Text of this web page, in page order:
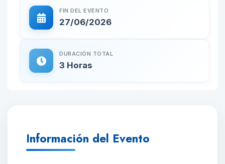
Información del Evento
FIN DEL EVENTO
27/06/2026
DURACIÓN TOTAL
3 Horas